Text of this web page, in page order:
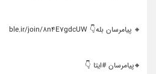
🔸 پیامرسان بله👇‌ ble.ir/join/8n4E7gdcUW
🔸پیامرسان #ایتا 👇